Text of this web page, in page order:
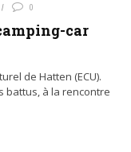
0
car
de Hatten (ECU).
battus, à la rencontre